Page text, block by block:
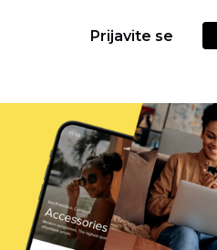
Prijavite se